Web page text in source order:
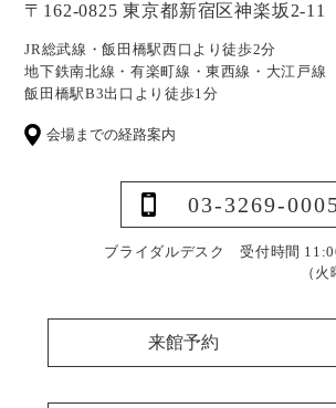
〒162-0825 東京都新宿区神楽坂2-11
JR総武線・飯田橋駅西口より徒歩2分
地下鉄南北線・有楽町線・東西線・大江戸線
飯田橋駅B3出口より徒歩1分
会場までの経路案内
03-3269-
ブライダルデスク 受付時間
（
来館予約